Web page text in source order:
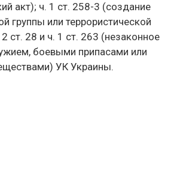
акт); ч. 1 ст. 258-3 (создание
группы или террористической
ст. 28 и ч. 1 ст. 263 (незаконное
боевыми припасами или
УК Украины.